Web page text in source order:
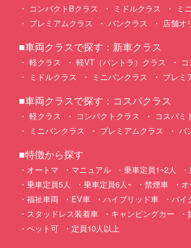
コンパクトBクラス
ミドルクラス
ミ
プレミアムクラス
バンクラス 店舗オ
■車両クラスで探す：新車クラス
軽クラス 軽VT（バントラ）クラス
ミドルクラス
ミニバンクラス プレミ
■車両クラスで探す：コスパクラス
軽クラス コンパクトクラス
コスパミ
ミニバンクラス
プレミアムクラス バ
■特徴から探す
オートマ マニュアル 乗車定員1~2人
乗車定員5人
乗車定員6人~ 禁煙車
福祉車両
EV車 ハイブリッド車
バイ
スタッドレス装着車
キャンピングカー
ペット可
定員10人以上